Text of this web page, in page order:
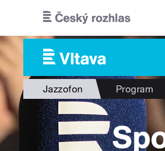
Jazzofon Program